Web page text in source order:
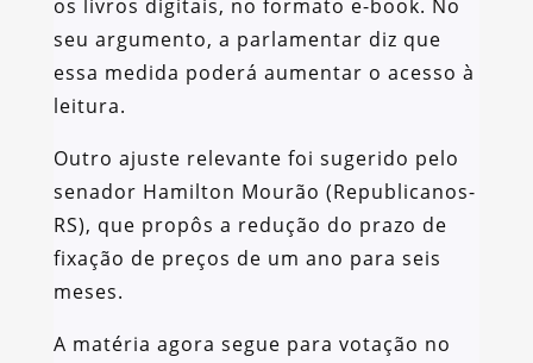
os livros digitais, no formato e-book. No
seu argumento, a parlamentar diz que
essa medida poderá aumentar o acesso à
leitura.
Outro ajuste relevante foi sugerido pelo
senador Hamilton Mourão (Republicanos-
RS), que propôs a redução do prazo de
fixação de preços de um ano para seis
meses.
A matéria agora segue para votação no